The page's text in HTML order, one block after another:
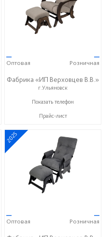
—
Оптовая
—
Розничная
Фабрика «ИП Верховцев В.В.»
г.Ульяновск
8-987-637-27-82
Показать телефон
Прайс-лист
2025
—
Оптовая
—
Розничная